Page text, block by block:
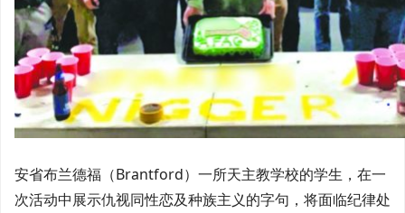
安省布兰德福（Brantford）一所天主教学校的学生，在一
次活动中展示仇视同性恋及种族主义的字句，将面临纪律处